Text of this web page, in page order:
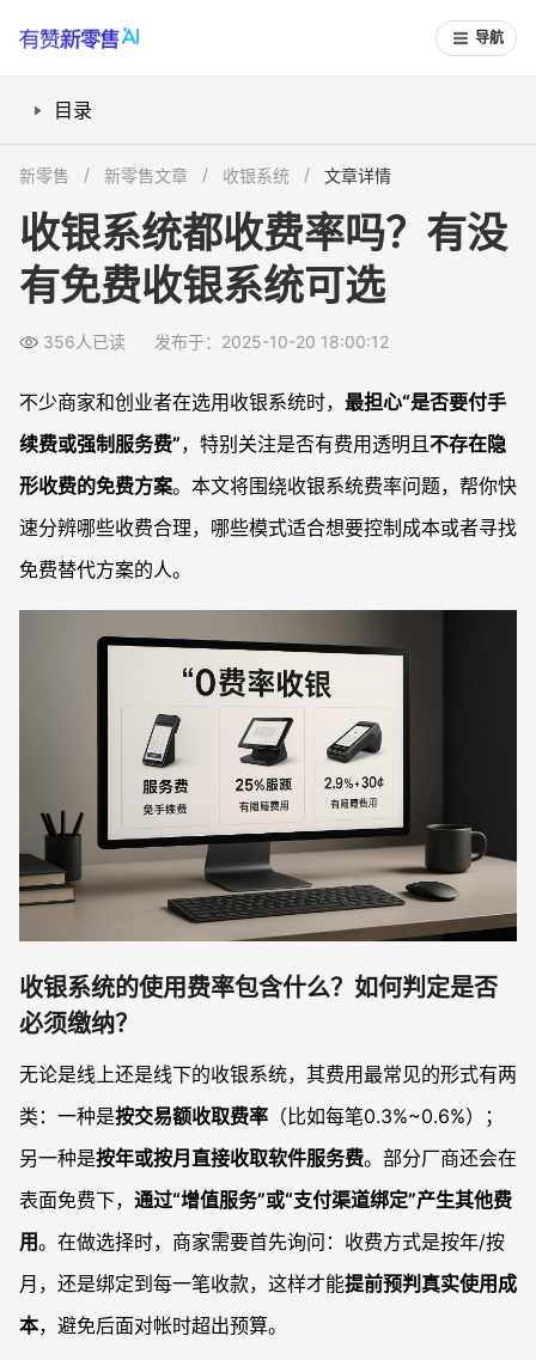
导航
目录
收银系统费率低至多少？如何规避高额成本？
如何识别收银系统是否有隐藏收费风险？
免费收银系统适合什么类型的商家？
使用收银系统时，交易手续费都可以避免吗？
新零售 新零售文章 收银系统 文章详情
收银系统都收费率吗？有没
有免费收银系统可选
356人已读 发布于：2025-10-20 18:00:12
不少商家和创业者在选用收银系统时， 最担心“是否要付手
续费或强制服务费”，特别关注是否有费用透明且不存在隐
形收费的免费方案。本文将围绕收银系统费率问题，帮你快
速分辨哪些收费合理，哪些模式适合想要控制成本或者寻找
免费替代方案的人。
收银系统的使用费率包含什么？如何判定是否
必须缴纳？
无论是线上还是线下的收银系统，其费用最常见的形式有两
类：一种是按交易额收取费率 （比如每笔0.3%~0.6%）；
另一种是按年或按月直接收取软件服务费。部分厂商还会在
表面免费下， 通过“增值服务”或“支付渠道绑定”产生其他费
用。在做选择时，商家需要首先询问：收费方式是按年/按
月，还是绑定到每一笔收款，这样才能提前预判真实使用成
本，避免后面对帐时超出预算。